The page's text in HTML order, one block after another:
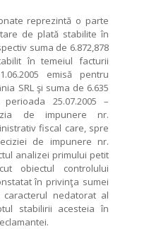
reprezintă o parte
de plată stabilite în
suma de 6.872,878
în temeiul facturii
emisă pentru
SRL şi suma de 6.635
25.07.2005 –
de impunere nr.
fiscal care, spre
de impunere nr.
analizei primului petit
obiectul controlului
în privinţa sumei
nedatorat al
stabilirii acesteia în